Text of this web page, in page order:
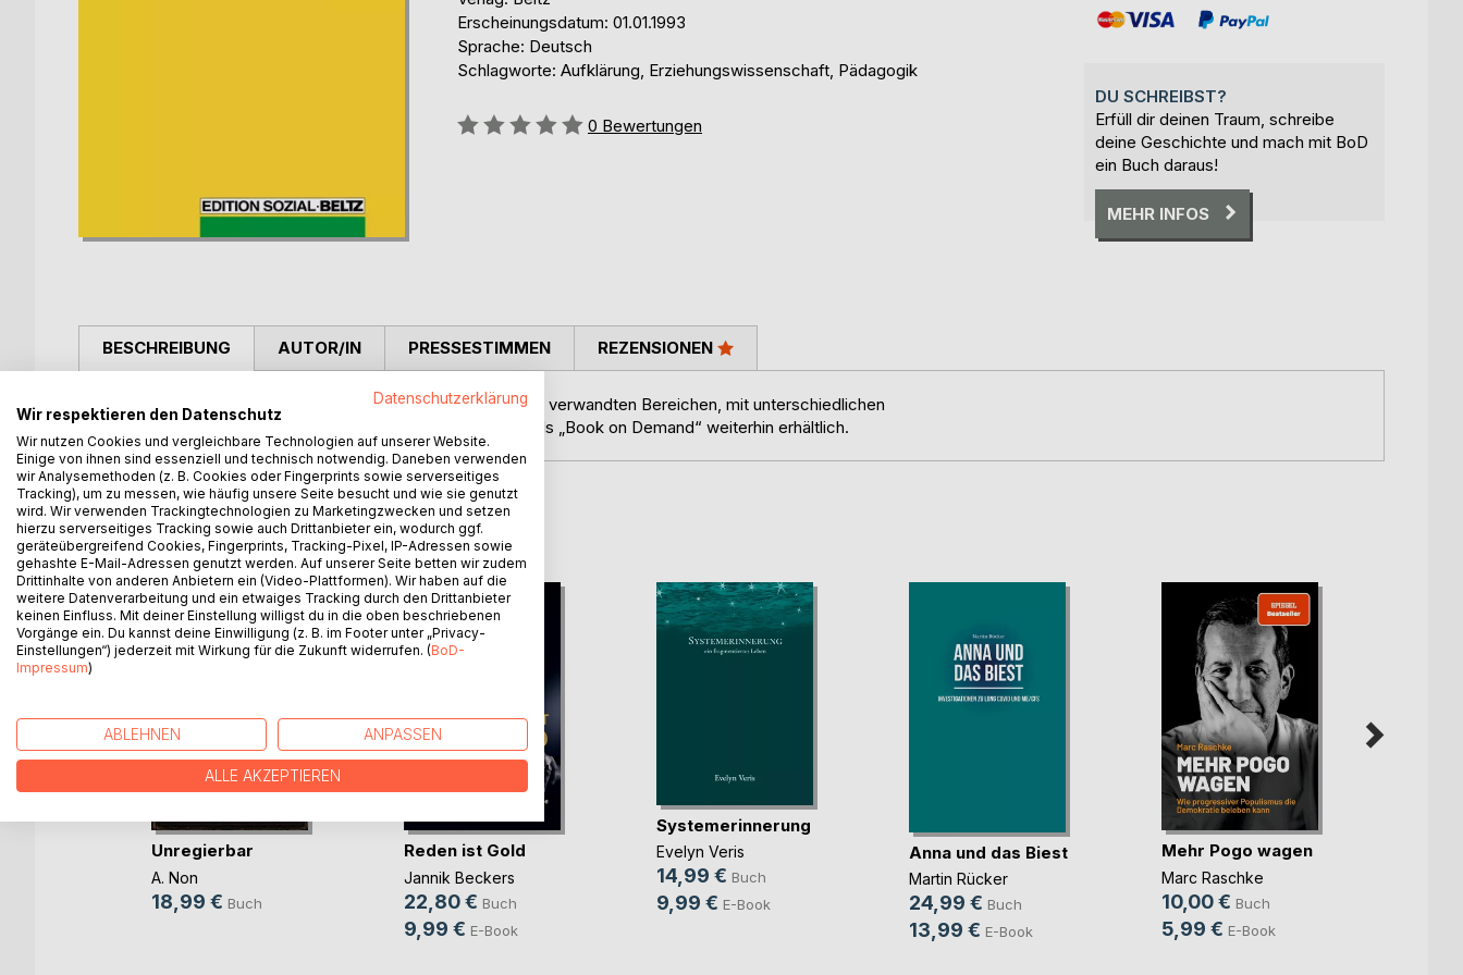
Erscheinungsdatum: 01.01.1993
Sprache: Deutsch
Schlagworte: Aufklärung, Erziehungswissenschaft, Pädagogik
Bewertung::
0 Bewertungen
DU SCHREIBST?
Erfüll dir deinen Traum, schreibe
deine Geschichte und mach mit BoD
ein Buch daraus!
MEHR INFOS
BESCHREIBUNG
Bewährte Publikationen aus Wissenschaft, Pädagogik und verwandten Bereichen, mit unterschiedlichen
theoretischen und praktischen Schwerpunktsetzungen –als „Book on Demand“ weiterhin erhältlich.
AUTOR/IN PRESSESTIMMEN REZENSIONEN
WEITERE TITEL BEIBoD
Unregierbar
A. Non
18,99 € Buch
Reden ist Gold
Jannik Beckers
22,80 € Buch
9,99 € E-Book
Systemerinnerung
Evelyn Veris
14,99 € Buch
9,99 € E-Book
Anna und das Biest
Martin Rücker
24,99 € Buch
13,99 € E-Book
Mehr Pogo wagen
Marc Raschke
10,00 € Buch
5,99 € E-Book
Datenschutzerklärung
Wir respektieren den Datenschutz
Wir nutzen Cookies und vergleichbare Technologien auf unserer Website.
Einige von ihnen sind essenziell und technisch notwendig. Daneben verwenden
wir Analysemethoden (z. B. Cookies oder Fingerprints sowie serverseitiges
Tracking), um zu messen, wie häufig unsere Seite besucht und wie sie genutzt
wird. Wir verwenden Trackingtechnologien zu Marketingzwecken und setzen
hierzu serverseitiges Tracking sowie auch Drittanbieter ein, wodurch ggf.
geräteübergreifend Cookies, Fingerprints, Tracking-Pixel, IP-Adressen sowie
gehashte E-Mail-Adressen genutzt werden. Auf unserer Seite betten wir zudem
Drittinhalte von anderen Anbietern ein (Video-Plattformen). Wir haben auf die
weitere Datenverarbeitung und ein etwaiges Tracking durch den Drittanbieter
keinen Einfluss. Mit deiner Einstellung willigst du in die oben beschriebenen
Vorgänge ein. Du kannst deine Einwilligung (z. B. im Footer unter „Privacy-
Einstellungen“) jederzeit mit Wirkung für die Zukunft widerrufen. (BoD-
Impressum)
ABLEHNEN ANPASSEN
ALLE AKZEPTIEREN